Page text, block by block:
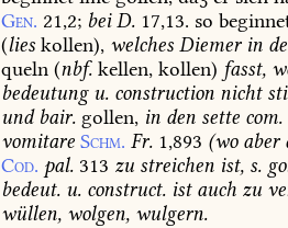
stn.
Gen. 21,2; beiD. 17,13. so
(lies kollen), welches Diemerin
queln (nbf. kellen, kollen) fasst,
bedeutungu. construction nicht
und bair. gollen, in den sette com.
vomitare Schm. Fr. 1,893 (woaber
Cod. pal. 313 zu streichen ist, s.
bedeut. u. construct. istauch zu
wüllen, wolgen, wulgern.